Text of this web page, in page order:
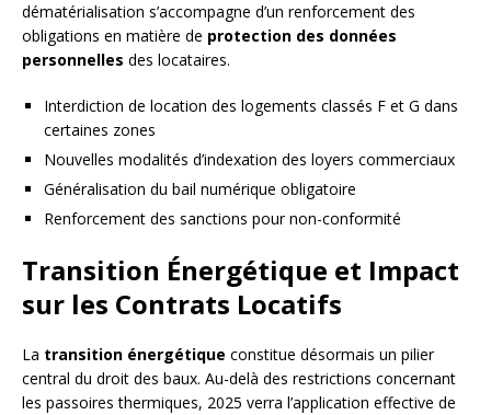
dématérialisation s’accompagne d’un renforcement des
obligations en matière de protection des données
personnelles des locataires.
Interdiction de location des logements classés F et G dans
certaines zones
Nouvelles modalités d’indexation des loyers commerciaux
Généralisation du bail numérique obligatoire
Renforcement des sanctions pour non-conformité
Transition Énergétique et Impact
sur les Contrats Locatifs
La transition énergétique constitue désormais un pilier
central du droit des baux. Au-delà des restrictions concernant
les passoires thermiques, 2025 verra l’application effective de